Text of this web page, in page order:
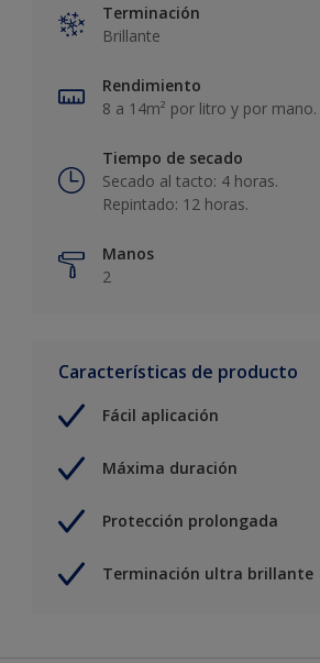
Terminación
Brillante
Rendimiento
8 a 14m² por litro y por mano.
Tiempo de secado
Secado al tacto: 4 horas.
Repintado: 12 horas.
Manos
2
Características de producto
Fácil aplicación
Máxima duración
Protección prolongada
Terminación ultra brillante